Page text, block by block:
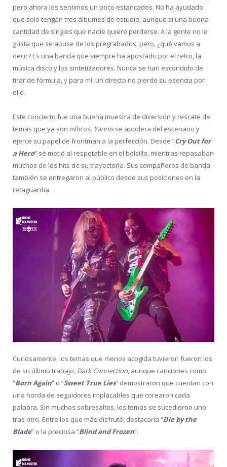
pero ahora los sentimos un poco estancados. No ha ayudado
que solo tengan tres álbumes de estudio, aunque sí una buena
cantidad de singles que nadie quiere perderse. A la gente no le
gusta que se abuse de los pregrabados, pero, ¿qué vamos a
decir? Es una banda que siempre ha apostado por el retro, la
música disco y los sintetizadores. Nunca se han escondido de
tirar de fórmula, y para mí, un directo no pierde su esencia por
ello.
Este concierto fue una buena muestra de diversión y rescate de
temas que ya son míticos. Yannisse apodera del escenario y
ejerce su papel de frontman a la perfección. Desde “Cry Out for
a Hero” se metió al respetable en el bolsillo, mientras repasaban
muchos de los hits de su trayectoria. Sus compañeros de banda
también se entregaron al público desde sus posiciones en la
retaguardia.
Curiosamente, los temas que menos acogida tuvieron fueron los
de su último trabajo, Dark Connection, aunque canciones como
“Born Again” o “Sweet True Lies” demostraron que cuentan con
una horda de seguidores implacables que corearon cada
palabra. Sin muchos sobresaltos, los temas se sucedieron uno
tras otro. Entre los que más disfruté, destacaría “Die by the
Blade” o la preciosa “Blind and Frozen”.